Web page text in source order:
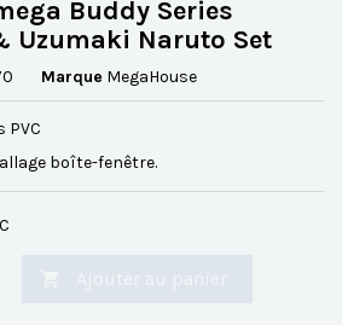
Buddy Series
Uzumaki Naruto Set
Marque MegaHouse
PVC
boîte-fenêtre.